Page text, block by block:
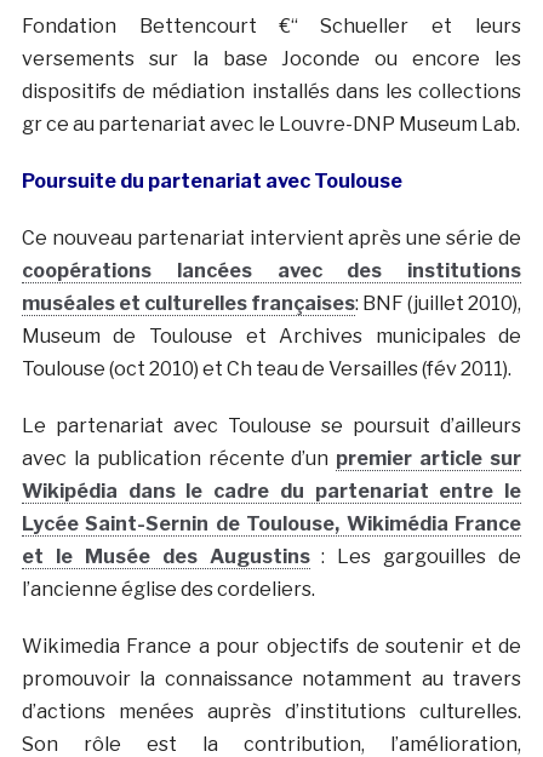
Fondation Bettencourt €“ Schueller et leurs
versements sur la base Joconde ou encore les
dispositifs de médiation installés dans les collections
gr ce au partenariat avec le Louvre-DNP Museum Lab.
Poursuite du partenariat avec Toulouse
Ce nouveau partenariat intervient après une série de
coopérations lancées avec des institutions
muséales et culturelles françaises: BNF (juillet 2010),
Museum de Toulouse et Archives municipales de
Toulouse (oct 2010) et Ch teau de Versailles (fév 2011).
Le partenariat avec Toulouse se poursuit d’ailleurs
avec la publication récente d’un premier article sur
Wikipédia dans le cadre du partenariat entre le
Lycée Saint-Sernin de Toulouse, Wikimédia France
et le Musée des Augustins: Les gargouilles de
l’ancienne église des cordeliers.
Wikimedia France a pour objectifs de soutenir et de
promouvoir la connaissance notamment au travers
d’actions menées auprès d’institutions culturelles.
Son rôle est la contribution, l’amélioration,